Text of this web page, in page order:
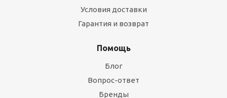
Условия доставки
Гарантия и возврат
Помощь
Блог
Вопрос-ответ
Бренды